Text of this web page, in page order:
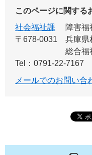
このページに関する
社会福祉課
障害福
〒678-0031
兵庫県
総合福
Tel：0791-22-7167
メールでのお問い合